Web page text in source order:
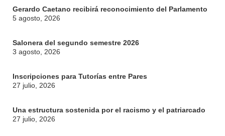
Gerardo Caetano recibirá reconocimiento del Parlamento
5 agosto, 2026
Salonera del segundo semestre 2026
3 agosto, 2026
Inscripciones para Tutorías entre Pares
27 julio, 2026
Una estructura sostenida por el racismo y el patriarcado
27 julio, 2026